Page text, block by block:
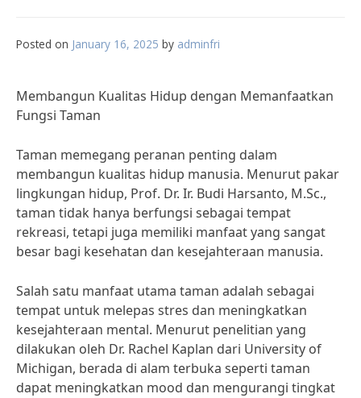
Posted on January 16, 2025 by adminfri
Membangun Kualitas Hidup dengan Memanfaatkan
Fungsi Taman
Taman memegang peranan penting dalam
membangun kualitas hidup manusia. Menurut pakar
lingkungan hidup, Prof. Dr. Ir. Budi Harsanto, M.Sc.,
taman tidak hanya berfungsi sebagai tempat
rekreasi, tetapi juga memiliki manfaat yang sangat
besar bagi kesehatan dan kesejahteraan manusia.
Salah satu manfaat utama taman adalah sebagai
tempat untuk melepas stres dan meningkatkan
kesejahteraan mental. Menurut penelitian yang
dilakukan oleh Dr. Rachel Kaplan dari University of
Michigan, berada di alam terbuka seperti taman
dapat meningkatkan mood dan mengurangi tingkat